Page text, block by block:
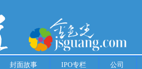
封面故事 IPO专栏 公司